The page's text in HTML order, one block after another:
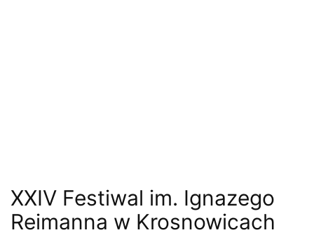
XXIV Festiwal im. Ignazego
Reimanna w Krosnowicach